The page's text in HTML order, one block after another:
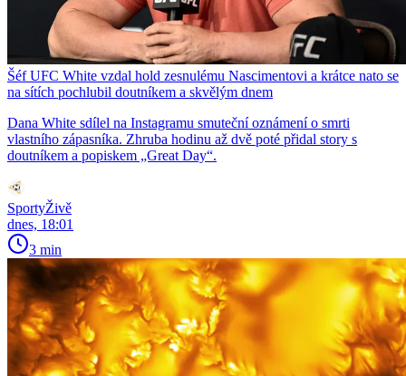
Šéf UFC White vzdal hold zesnulému Nascimentovi a krátce nato se
na sítích pochlubil doutníkem a skvělým dnem
Dana White sdílel na Instagramu smuteční oznámení o smrti
vlastního zápasníka. Zhruba hodinu až dvě poté přidal story s
doutníkem a popiskem „Great Day“.
SportyŽivě
dnes, 18:01
3 min